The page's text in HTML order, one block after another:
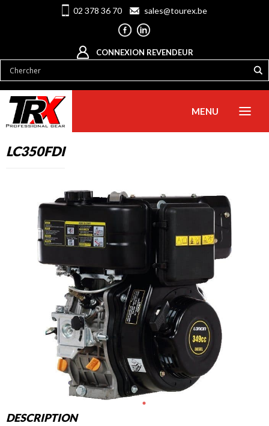
02 378 36 70 sales@tourex.be
CONNEXION REVENDEUR
MENU
LC350FDI
DESCRIPTION